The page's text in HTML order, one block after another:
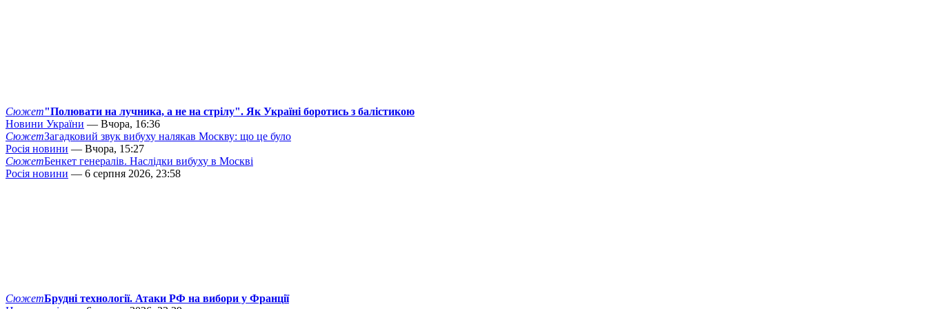
Сюжет"Полювати на лучника, а не на стрілу". Як Україні боротись з балістикою
Новини України — Вчора, 16:36
СюжетЗагадковий звук вибуху налякав Москву: що це було
Росія новини — Вчора, 15:27
СюжетБенкет генералів. Наслідки вибуху в Москві
Росія новини — 6 серпня 2026, 23:58
СюжетБрудні технології. Атаки РФ на вибори у Франції